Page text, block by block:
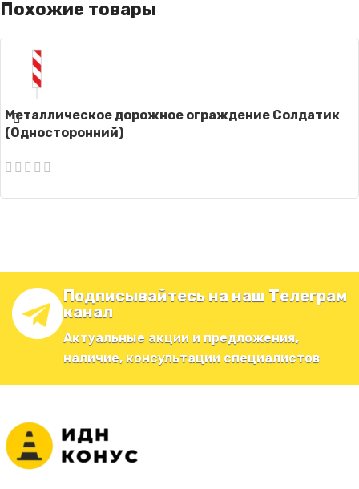
Похожие товары
Металлическое дорожное ограждение Солдатик
(Односторонний)
Подписывайтесь на наш Телеграм
канал
Актуальные акции и предложения,
наличие, консультации специалистов